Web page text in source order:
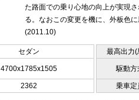
た路面での乗り心地の向上が実現
る。なおこの変更を機に、外板色
(2011.10)
セダン 最高出力(
4700x1785x1505 駆動方
2362 乗車定